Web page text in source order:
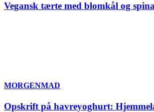
Vegansk tærte med blomkål og
MORGENMAD
Opskrift på havreyoghurt: